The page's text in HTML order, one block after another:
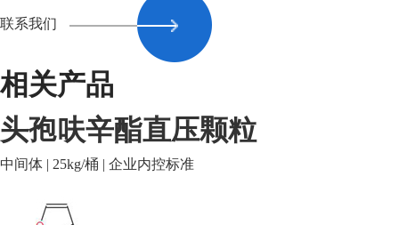
联系我们
相关产品
头孢呋辛酯直压颗粒
中间体 | 25kg/桶 | 企业内控标准